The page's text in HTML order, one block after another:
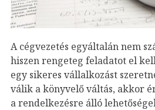
A cégvezetés egyáltalán nem
hiszen rengeteg feladatot el
egy sikeres vállalkozást
válik a könyvelő váltás, akkor
a rendelkezésre álló